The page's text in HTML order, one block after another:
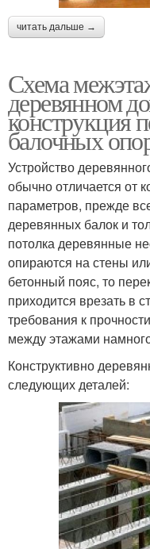
читать дальше →
Схема
деревянном
конструкция
балочных
Устройство
обычно отличается от
параметров, прежде
деревянных балок и
потолка деревянные
опираются на стены
бетонный пояс, то
приходится врезать в
требования к
между этажами
Конструктивно
следующих деталей: